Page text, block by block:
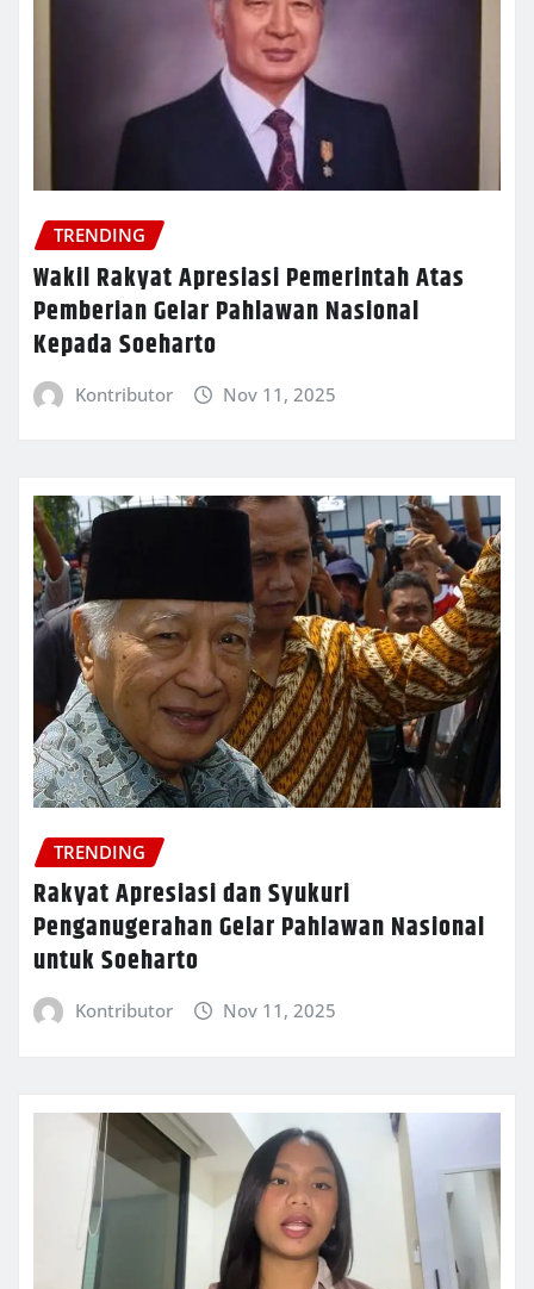
TRENDING
Wakil Rakyat Apresiasi Pemerintah Atas
Pemberian Gelar Pahlawan Nasional
Kepada Soeharto
Kontributor Nov 11, 2025
TRENDING
Rakyat Apresiasi dan Syukuri
Penganugerahan Gelar Pahlawan Nasional
untuk Soeharto
Kontributor Nov 11, 2025